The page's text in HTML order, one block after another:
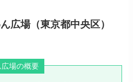
広場（東京都中央区）
場の概要